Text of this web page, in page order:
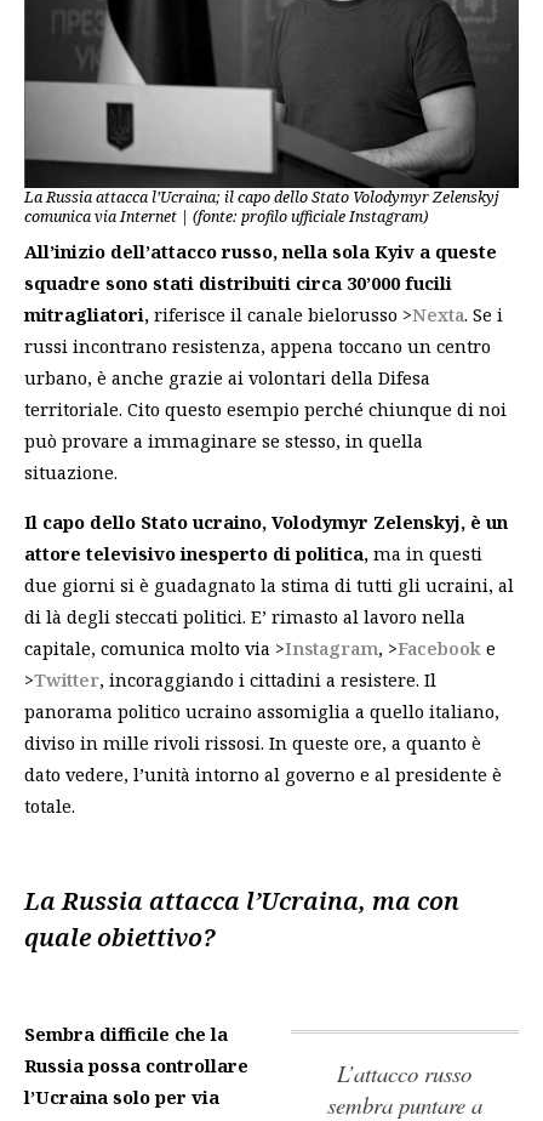
La Russia attacca l’Ucraina; il capo dello Stato Volodymyr Zelenskyj
comunica via Internet | (fonte: profilo ufficiale Instagram)
All’inizio dell’attacco russo, nella sola Kyiv a queste
squadre sono stati distribuiti circa 30’000 fucili
mitragliatori, riferisce il canale bielorusso >Nexta. Se i
russi incontrano resistenza, appena toccano un centro
urbano, è anche grazie ai volontari della Difesa
territoriale. Cito questo esempio perché chiunque di noi
può provare a immaginare se stesso, in quella
situazione.
Il capo dello Stato ucraino, Volodymyr Zelenskyj, è un
attore televisivo inesperto di politica, ma in questi
due giorni si è guadagnato la stima di tutti gli ucraini, al
di là degli steccati politici. E’ rimasto al lavoro nella
capitale, comunica molto via >Instagram, >Facebook e
>Twitter, incoraggiando i cittadini a resistere. Il
panorama politico ucraino assomiglia a quello italiano,
diviso in mille rivoli rissosi. In queste ore, a quanto è
dato vedere, l’unità intorno al governo e al presidente è
totale.
La Russia attacca l’Ucraina, ma con
quale obiettivo?
L’attacco russo
sembra puntare a
Sembra difficile che la
Russia possa controllare
l’Ucraina solo per via